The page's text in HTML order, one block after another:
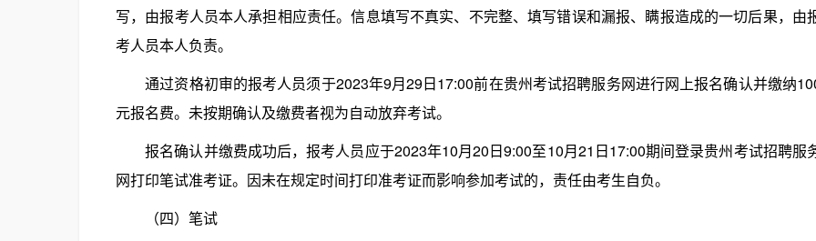
写，由报考人员本人承担相应责任。信息填写不真实、不完整、填写错误和漏报、瞒报造成的一切后果，由
考人员本人负责。
通过资格初审的报考人员须于2023年9月29日17:00前在贵州考试招聘服务网进行网上报名确认并缴纳
元报名费。未按期确认及缴费者视为自动放弃考试。
报名确认并缴费成功后，报考人员应于2023年10月20日9:00至10月21日17:00期间登录贵州考试招聘服
网打印笔试准考证。因未在规定时间打印准考证而影响参加考试的，责任由考生自负。
（四）笔试